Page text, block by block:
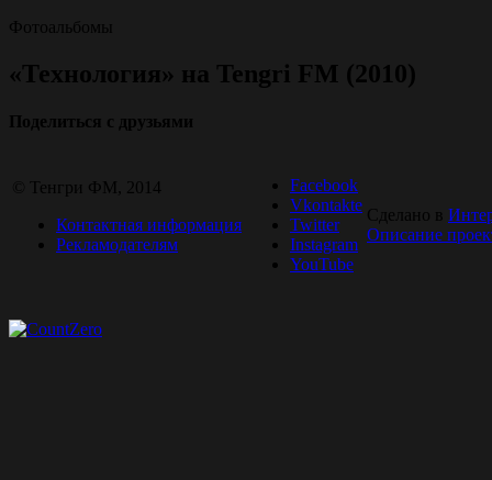
Фотоальбомы
«Технология» на Tengri FM (2010)
Поделиться с друзьями
© Тенгри ФМ, 2014
Контактная информация
Рекламодателям
Facebook
Vkontakte
Twitter
Instagram
YouTube
Сделано в
Описание